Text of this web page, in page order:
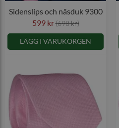
Sidenslips och näsduk 9300
599 kr(698 kr)
LÄGG I VARUKORGEN